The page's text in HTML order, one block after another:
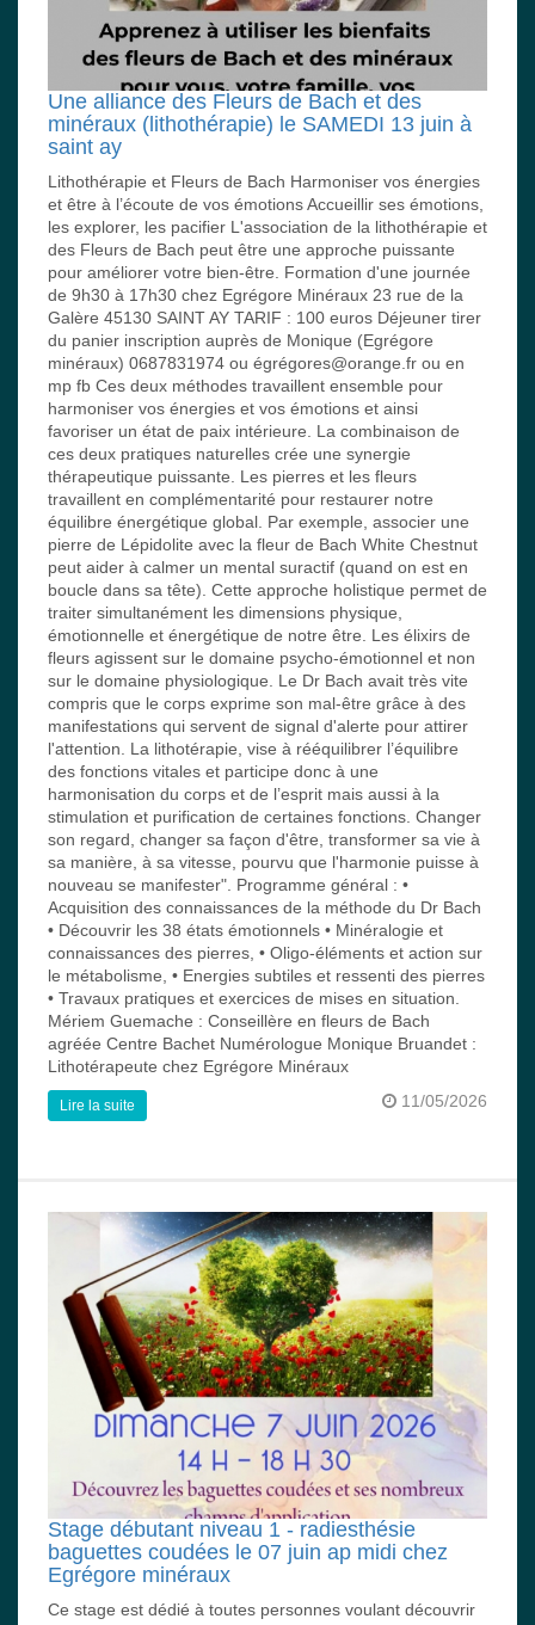
Une alliance des Fleurs de Bach et des
minéraux (lithothérapie) le SAMEDI 13 juin à
saint ay
Lithothérapie et Fleurs de Bach Harmoniser vos énergies
et être à l’écoute de vos émotions Accueillir ses émotions,
les explorer, les pacifier L'association de la lithothérapie et
des Fleurs de Bach peut être une approche puissante
pour améliorer votre bien-être. Formation d'une journée
de 9h30 à 17h30 chez Egrégore Minéraux 23 rue de la
Galère 45130 SAINT AY TARIF : 100 euros Déjeuner tirer
du panier inscription auprès de Monique (Egrégore
minéraux) 0687831974 ou égrégores@orange.fr ou en
mp fb Ces deux méthodes travaillent ensemble pour
harmoniser vos énergies et vos émotions et ainsi
favoriser un état de paix intérieure. La combinaison de
ces deux pratiques naturelles crée une synergie
thérapeutique puissante. Les pierres et les fleurs
travaillent en complémentarité pour restaurer notre
équilibre énergétique global. Par exemple, associer une
pierre de Lépidolite avec la fleur de Bach White Chestnut
peut aider à calmer un mental suractif (quand on est en
boucle dans sa tête). Cette approche holistique permet de
traiter simultanément les dimensions physique,
émotionnelle et énergétique de notre être. Les élixirs de
fleurs agissent sur le domaine psycho-émotionnel et non
sur le domaine physiologique. Le Dr Bach avait très vite
compris que le corps exprime son mal-être grâce à des
manifestations qui servent de signal d'alerte pour attirer
l'attention. La lithotérapie, vise à rééquilibrer l’équilibre
des fonctions vitales et participe donc à une
harmonisation du corps et de l’esprit mais aussi à la
stimulation et purification de certaines fonctions. Changer
son regard, changer sa façon d'être, transformer sa vie à
sa manière, à sa vitesse, pourvu que l'harmonie puisse à
nouveau se manifester". Programme général : •
Acquisition des connaissances de la méthode du Dr Bach
• Découvrir les 38 états émotionnels • Minéralogie et
connaissances des pierres, • Oligo-éléments et action sur
le métabolisme, • Energies subtiles et ressenti des pierres
• Travaux pratiques et exercices de mises en situation.
Mériem Guemache : Conseillère en fleurs de Bach
agréée Centre Bachet Numérologue Monique Bruandet :
Lithotérapeute chez Egrégore Minéraux
11/05/2026
Lire la suite
Stage débutant niveau 1 - radiesthésie
baguettes coudées le 07 juin ap midi chez
Egrégore minéraux
Ce stage est dédié à toutes personnes voulant découvrir